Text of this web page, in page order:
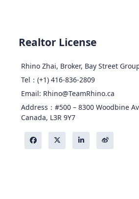
Realtor License
Rhino Zhai, Broker, Bay Street
Tel：(+1) 416-836-2809
Email: Rhino@TeamRhino.ca
Address：#500 – 8300 Woodbine
Canada, L3R 9Y7